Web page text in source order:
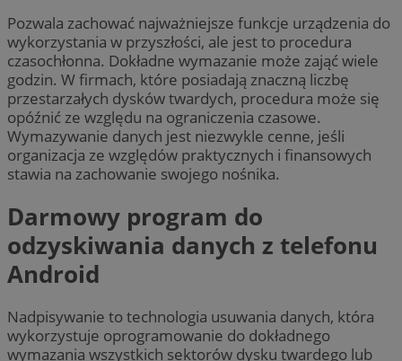
Pozwala zachować najważniejsze funkcje urządzenia do
wykorzystania w przyszłości, ale jest to procedura
czasochłonna. Dokładne wymazanie może zająć wiele
godzin. W firmach, które posiadają znaczną liczbę
przestarzałych dysków twardych, procedura może się
opóźnić ze względu na ograniczenia czasowe.
Wymazywanie danych jest niezwykle cenne, jeśli
organizacja ze względów praktycznych i finansowych
stawia na zachowanie swojego nośnika.
Darmowy program do
odzyskiwania danych z telefonu
Android
Nadpisywanie to technologia usuwania danych, która
wykorzystuje oprogramowanie do dokładnego
wymazania wszystkich sektorów dysku twardego lub